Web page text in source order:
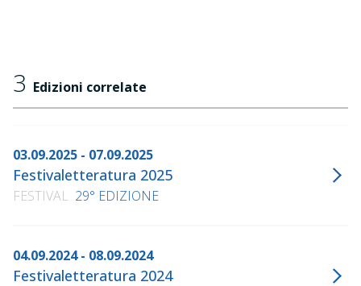
3 Edizioni correlate
03.09.2025 - 07.09.2025
Festivaletteratura 2025
FESTIVAL 29° EDIZIONE
04.09.2024 - 08.09.2024
Festivaletteratura 2024